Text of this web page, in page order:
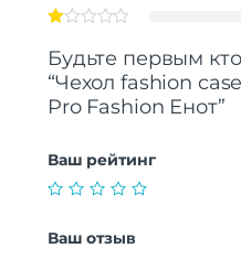
Будьте первым
“Чехол fashion
Pro Fashion Енот”
Ваш рейтинг
Ваш отзыв